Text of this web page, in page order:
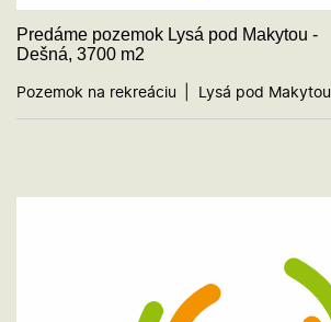
Predáme pozemok Lysá pod Makytou -
Dešná, 3700 m2
Pozemok na rekreáciu
Lysá pod Makytou